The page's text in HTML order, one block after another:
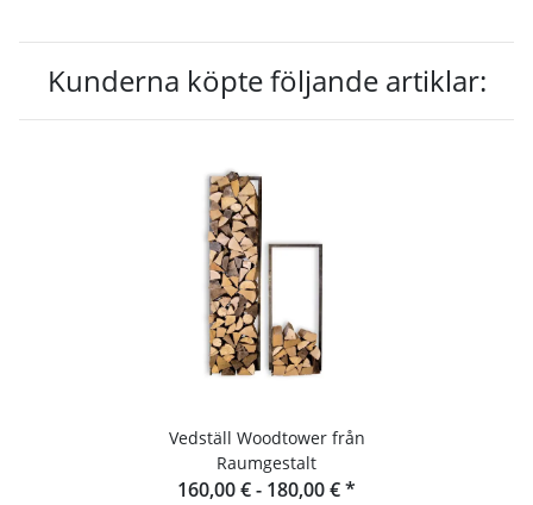
Kunderna köpte följande artiklar:
Vedställ Woodtower från
Raumgestalt
160,00 € - 180,00 €*